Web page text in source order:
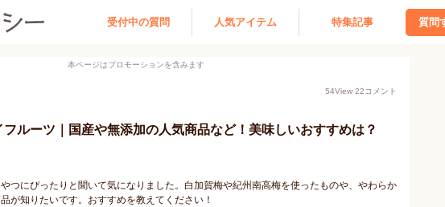
受付中の質問 人気アイテム 特集記事 質問
本ページはプロモーションを含みます
54View 22コメント
フルーツ｜国産や無添加の人気商品など！美味しいおすすめは？
つにぴったりと聞いて気になりました。白加賀梅や紀州南高梅を使ったものや、やわらか
が知りたいです。おすすめを教えてください！